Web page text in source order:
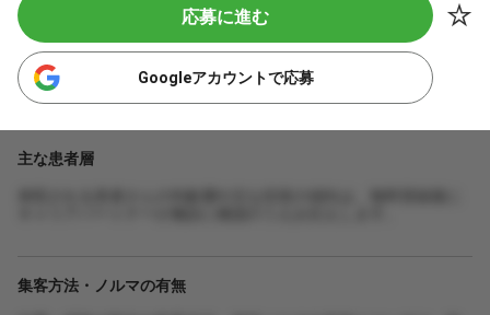
応募に進む
Googleアカウントで応募
主な患者層
集客方法・ノルマの有無